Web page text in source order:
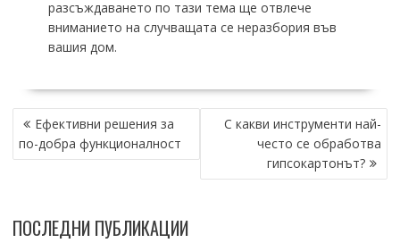
разсъждаването по тази тема ще отвлече
вниманието на случващата се неразбория във
вашия дом.
НАВИГАЦИЯ
Ефективни решения за
по-добра функционалност
С какви инструменти най-
често се обработва
гипсокартонът?
ПОСЛЕДНИ ПУБЛИКАЦИИ